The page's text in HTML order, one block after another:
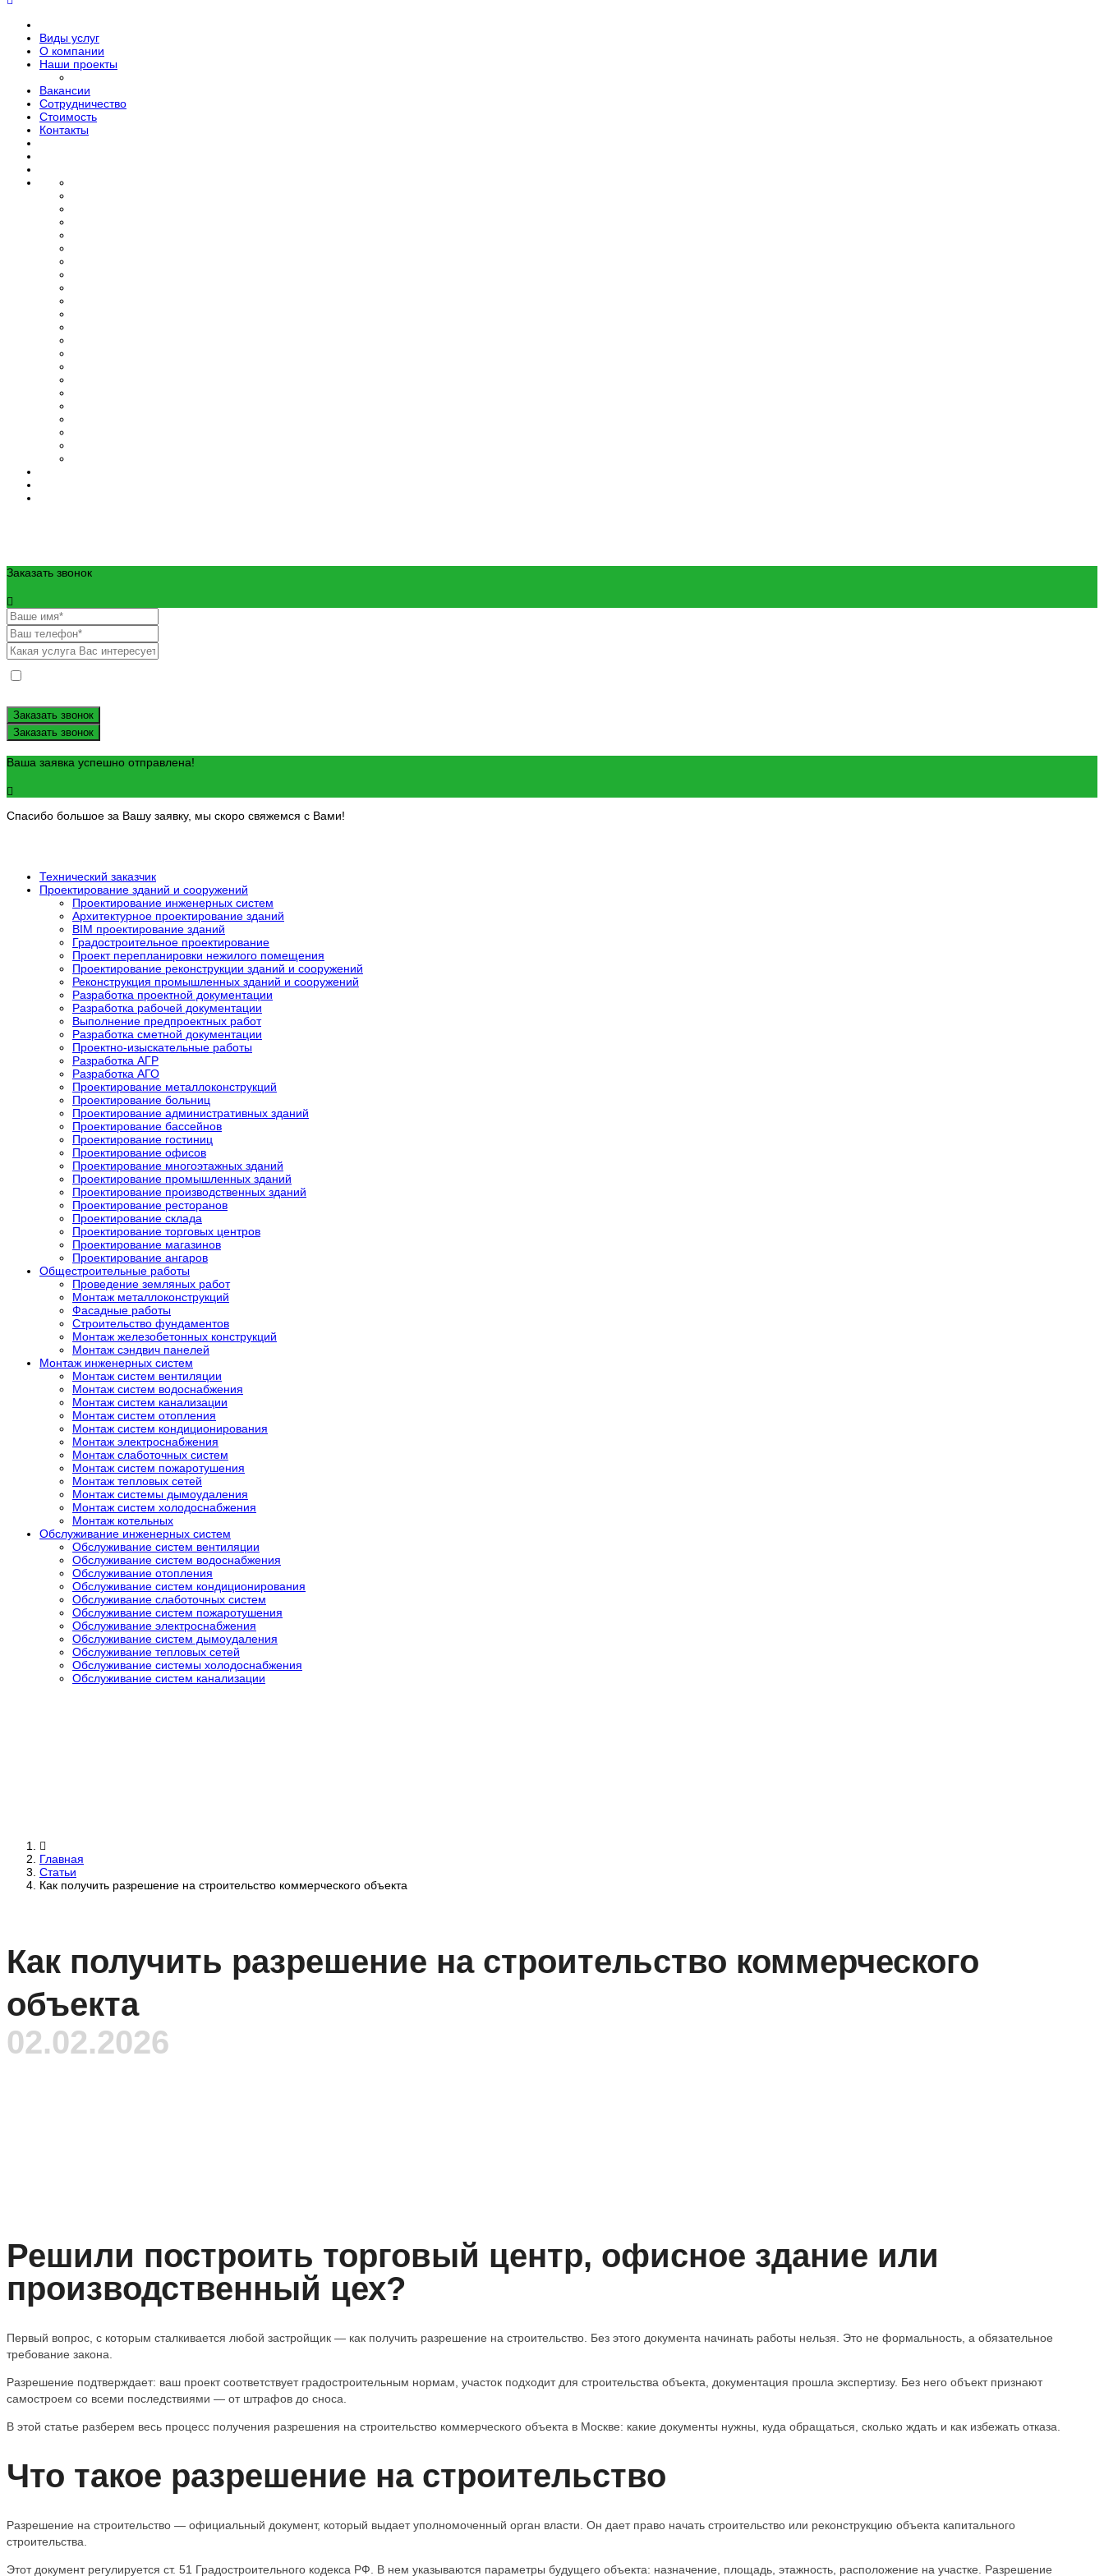
Виды услуг
О компании
Наши проекты
Вакансии
Сотрудничество
Стоимость
Контакты
Заказать звонок
Заказать звонок
Заказать звонок
Ваша заявка успешно отправлена!
Спасибо большое за Вашу заявку, мы скоро свяжемся с Вами!
Технический заказчик
Проектирование зданий и сооружений
Проектирование инженерных систем
Архитектурное проектирование зданий
BIM проектирование зданий
Градостроительное проектирование
Проект перепланировки нежилого помещения
Проектирование реконструкции зданий и сооружений
Реконструкция промышленных зданий и сооружений
Разработка проектной документации
Разработка рабочей документации
Выполнение предпроектных работ
Разработка сметной документации
Проектно-изыскательные работы
Разработка АГР
Разработка АГО
Проектирование металлоконструкций
Проектирование больниц
Проектирование административных зданий
Проектирование бассейнов
Проектирование гостиниц
Проектирование офисов
Проектирование многоэтажных зданий
Проектирование промышленных зданий
Проектирование производственных зданий
Проектирование ресторанов
Проектирование склада
Проектирование торговых центров
Проектирование магазинов
Проектирование ангаров
Общестроительные работы
Проведение земляных работ
Монтаж металлоконструкций
Фасадные работы
Строительство фундаментов
Монтаж железобетонных конструкций
Монтаж сэндвич панелей
Монтаж инженерных систем
Монтаж систем вентиляции
Монтаж систем водоснабжения
Монтаж систем канализации
Монтаж систем отопления
Монтаж систем кондиционирования
Монтаж электроснабжения
Монтаж слаботочных систем
Монтаж систем пожаротушения
Монтаж тепловых сетей
Монтаж системы дымоудаления
Монтаж систем холодоснабжения
Монтаж котельных
Обслуживание инженерных систем
Обслуживание систем вентиляции
Обслуживание систем водоснабжения
Обслуживание отопления
Обслуживание систем кондиционирования
Обслуживание слаботочных систем
Обслуживание систем пожаротушения
Обслуживание электроснабжения
Обслуживание систем дымоудаления
Обслуживание тепловых сетей
Обслуживание системы холодоснабжения
Обслуживание систем канализации
Главная
Статьи
Как получить разрешение на строительство коммерческого объекта
Как получить разрешение на строительство коммерческого
объекта
02.02.2026
Решили построить торговый центр, офисное здание или
производственный цех?
Первый вопрос, с которым сталкивается любой застройщик — как получить разрешение на строительство. Без этого документа начинать работы нельзя. Это не формальность, а обязательное
требование закона.
Разрешение подтверждает: ваш проект соответствует градостроительным нормам, участок подходит для строительства объекта, документация прошла экспертизу. Без него объект признают
самостроем со всеми последствиями — от штрафов до сноса.
В этой статье разберем весь процесс получения разрешения на строительство коммерческого объекта в Москве: какие документы нужны, куда обращаться, сколько ждать и как избежать отказа.
Что такое разрешение на строительство
Разрешение на строительство — официальный документ, который выдает уполномоченный орган власти. Он дает право начать строительство или реконструкцию объекта капитального
строительства.
Этот документ регулируется ст. 51 Градостроительного кодекса РФ. В нем указываются параметры будущего объекта: назначение, площадь, этажность, расположение на участке. Разрешение